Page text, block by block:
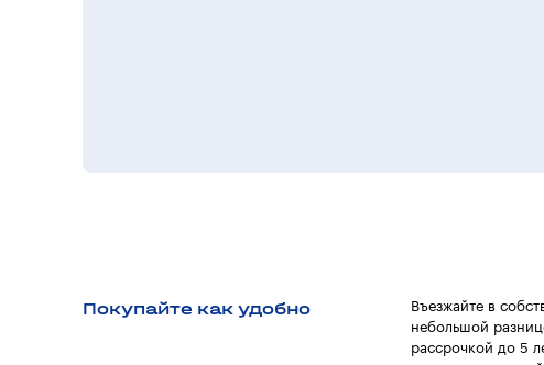
Покупайте как удобно
Въезжайте в
небольшой
рассрочкой до 5